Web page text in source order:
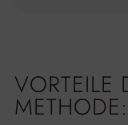
VORTEILE
METHODE: